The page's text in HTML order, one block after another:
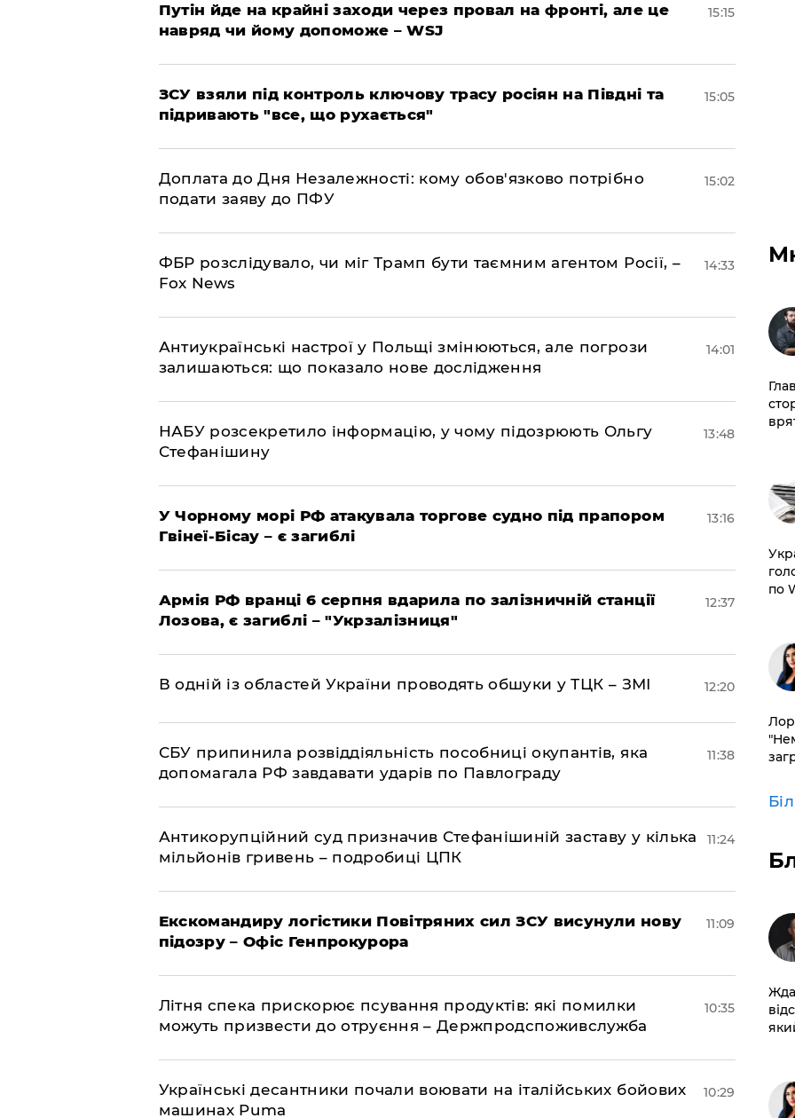
Путін йде на крайні заходи через провал на фронті, але це
навряд чи йому допоможе – WSJ
15:15
ЗСУ взяли під контроль ключову трасу росіян на Півдні та
підривають "все, що рухається"
15:05
Доплата до Дня Незалежності: кому обов'язково потрібно
подати заяву до ПФУ
15:02
ФБР розслідувало, чи міг Трамп бути таємним агентом Росії, –
Fox News
14:33
Антиукраїнські настрої у Польщі змінюються, але погрози
залишаються: що показало нове дослідження
14:01
НАБУ розсекретило інформацію, у чому підозрюють Ольгу
Стефанішину
13:48
У Чорному морі РФ атакувала торгове судно під прапором
Гвінеї-Бісау – є загиблі
13:16
Армія РФ вранці 6 серпня вдарила по залізничній станції
Лозова, є загиблі – "Укрзалізниця"
12:37
В одній із областей України проводять обшуки у ТЦК – ЗМІ 12:20
СБУ припинила розвіддіяльність пособниці окупантів, яка
допомагала РФ завдавати ударів по Павлограду
11:38
Антикорупційний суд призначив Стефанішиній заставу у кілька
мільйонів гривень – подробиці ЦПК
11:24
Екскомандиру логістики Повітряних сил ЗСУ висунули нову
підозру – Офіс Генпрокурора
11:09
Літня спека прискорює псування продуктів: які помилки
можуть призвести до отруєння – Держпродспоживслужба
10:35
Українські десантники почали воювати на італійських бойових
машинах Puma
10:29
по